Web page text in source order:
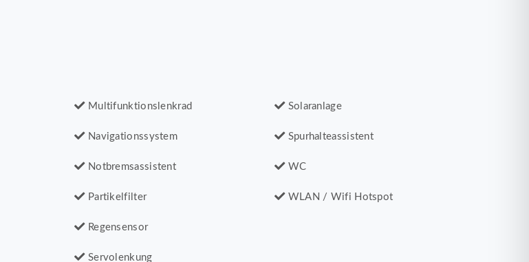
Multifunktionslenkrad
Navigationssystem
Notbremsassistent
Partikelfilter
Regensensor
Servolenkung
Solaranlage
Spurhalteassistent
WC
WLAN / Wifi Hotspot